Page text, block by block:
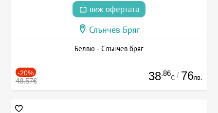
виж офертата
Слънчев Бряг
Белвю - Слънчев бряг
-20%
48.57€ 38.86
€ / 76лв.